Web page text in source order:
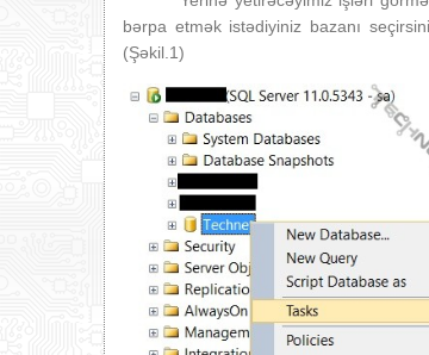
bərpa etmək istədiyiniz bazanı
(Şəkil.1)